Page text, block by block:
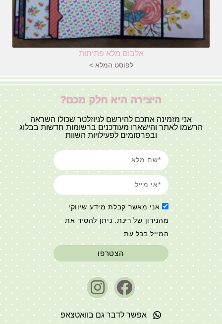
אלבום מלא פתיחות
לפוסט המלא >
היצירה היא חלק מכם?
אני מזמינה אתכם להירשם לניוזלטר שכולו השראה
הרשמו לאתר והישארו מעודכנים ברשומות חדשות בבלוג
ובפרסומים לפעילויות השוות
אני מאשר קבלת מידע שיווקי
מהנירון של רינת. ניתן להסיר את
המייל בכל עת
הצטרפו
אפשר לדבר גם בוואטצאפ